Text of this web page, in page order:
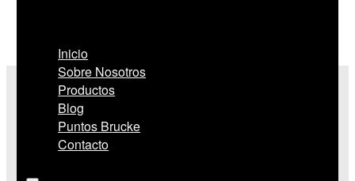
Inicio
Sobre Nosotros
Productos
Blog
Puntos Brucke
Contacto